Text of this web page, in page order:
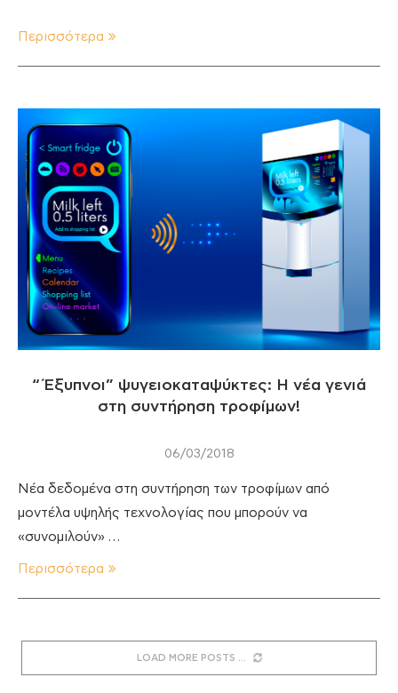
Περισσότερα
“Έξυπνοι” ψυγειοκαταψύκτες: Η νέα γενιά
στη συντήρηση τροφίμων!
06/03/2018
Νέα δεδομένα στη συντήρηση των τροφίμων από
μοντέλα υψηλής τεχνολογίας που μπορούν να
«συνομιλούν» …
Περισσότερα
LOAD MORE POSTS